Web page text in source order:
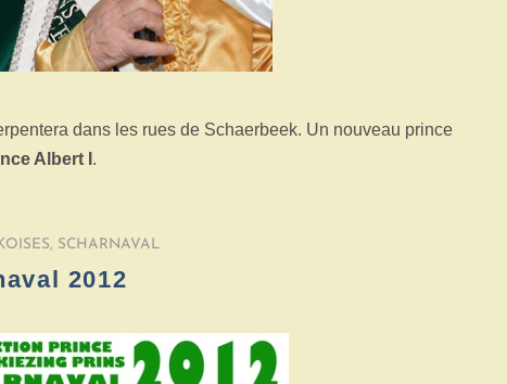
dans les rues de Schaerbeek. Un nouveau prince
Albert I .
, SCHARNAVAL /
2012